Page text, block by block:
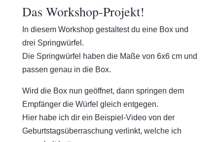
Das Workshop-Projekt!
In diesem Workshop gestaltest du eine Box und
drei Springwürfel.
Die Springwürfel haben die Maße von 6x6 cm und
passen genau in die Box.
Wird die Box nun geöffnet, dann springen dem
Empfänger die Würfel gleich entgegen.
Hier habe ich dir ein Beispiel-Video von der
Geburtstagsüberraschung verlinkt, welche ich